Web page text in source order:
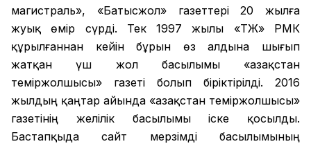
магистраль», «Батысжол» газеттері 20 жылға
жуық өмір сүрді. Тек 1997 жылы «ҚТЖ» РМК
құрылғаннан кейін бұрын өз алдына шығып
жатқан үш жол басылымы «Қазақстан
теміржолшысы» газеті болып біріктірілді. 2016
жылдың қаңтар айында «Қазақстан теміржолшысы»
газетінің желілік басылымы іске қосылды.
Бастапқыда сайт мерзімді басылымының